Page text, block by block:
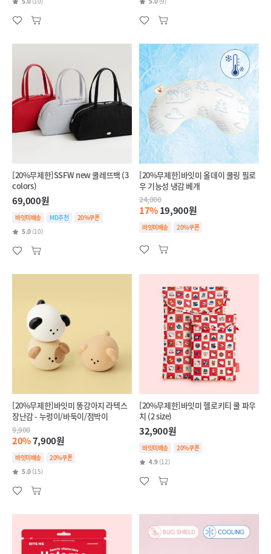
[20%무제한]SSFW new 쿨레뜨백 (3
colors)
69,000원
바잇미배송 MD추천
20%쿠폰
5.0 (10)
[20%무제한]바잇미 올데이 쿨링 필로
우 기능성 냉감 베개
24,000
17%19,900원
바잇미배송 20%쿠폰
[20%무제한]바잇미 똥강아지 라텍스
장난감 - 누렁이/바둑이/점박이
9,900
20%7,900원
바잇미배송
20%쿠폰
5.0 (15)
[20%무제한]바잇미 헬로키티 쿨 파우
치 (2 size)
32,900원
바잇미배송
20%쿠폰
4.9 (12)